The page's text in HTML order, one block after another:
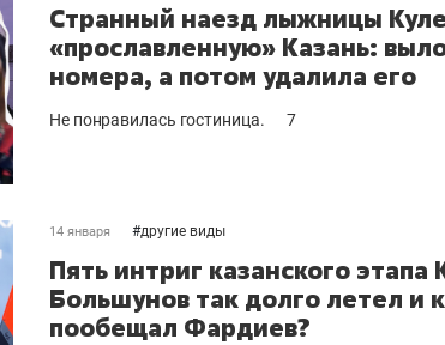
Странный наезд лыжницы
«прославленную» Казань:
номера, а потом удалила его
Не понравилась гостиница. 7
14 января #другие виды
Пять интриг казанского
Большунов так долго летел и
пообещал Фардиев?